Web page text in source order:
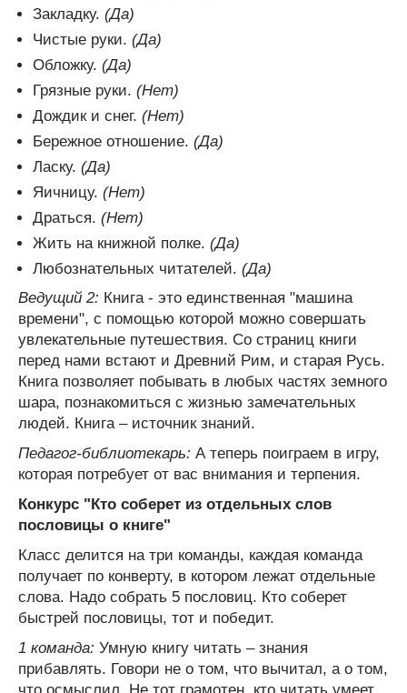
Закладку. (Да)
Чистые руки. (Да)
Обложку. (Да)
Грязные руки. (Нет)
Дождик и снег. (Нет)
Бережное отношение. (Да)
Ласку. (Да)
Яичницу. (Нет)
Драться. (Нет)
Жить на книжной полке. (Да)
Любознательных читателей. (Да)
Ведущий 2: Книга - это единственная "машина
времени", с помощью которой можно совершать
увлекательные путешествия. Со страниц книги
перед нами встают и Древний Рим, и старая Русь.
Книга позволяет побывать в любых частях земного
шара, познакомиться с жизнью замечательных
людей. Книга – источник знаний.
Педагог-библиотекарь: А теперь поиграем в игру,
которая потребует от вас внимания и терпения.
Конкурс "Кто соберет из отдельных слов
пословицы о книге"
Класс делится на три команды, каждая команда
получает по конверту, в котором лежат отдельные
слова. Надо собрать 5 пословиц. Кто соберет
быстрей пословицы, тот и победит.
1 команда: Умную книгу читать – знания
прибавлять. Говори не о том, что вычитал, а о том,
что осмыслил. Не тот грамотен, кто читать умеет,